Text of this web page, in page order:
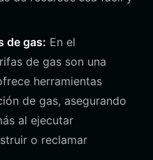
de gas: En el
de gas son una
herramientas
de gas, asegurando
al ejecutar
o reclamar